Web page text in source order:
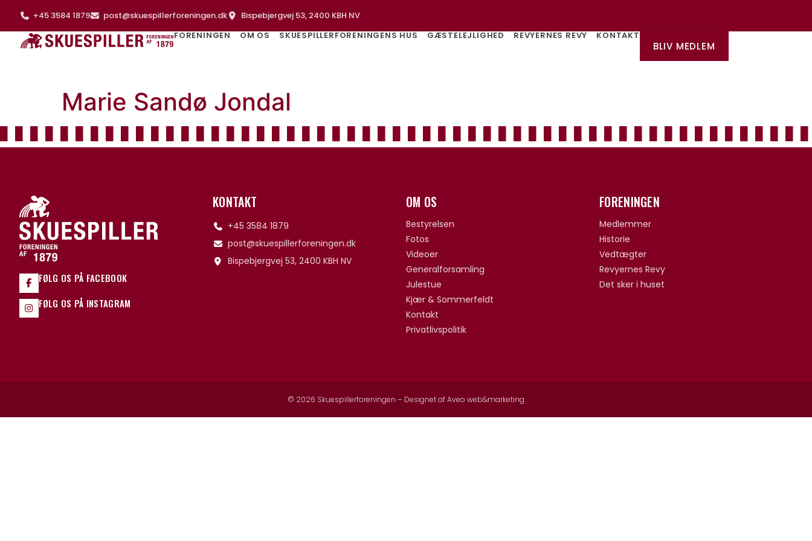
+45 3584 1879 post@skuespillerforeningen.dk
Bispebjergvej 53, 2400 KBH NV
FORENINGEN
OM OS SKUESPILLERFORENINGENS HUS GÆSTELEJLIGHED REVYERNES REVY KONTAKT
BLIV MEDLEM
Marie Sandø Jondal
FØLG OS PÅ FACEBOOK
FØLG OS PÅ INSTAGRAM
KONTAKT
+45 3584 1879
post@skuespillerforeningen.dk
Bispebjergvej 53, 2400 KBH NV
OM OS
Bestyrelsen
Fotos
Videoer
Generalforsamling
Julestue
Kjær & Sommerfeldt
Kontakt
Privatlivspolitik
FORENINGEN
Medlemmer
Historie
Vedtægter
Revyernes Revy
Det sker i huset
© 2026 Skuespillerforeningen – Designet afAveo web&marketing